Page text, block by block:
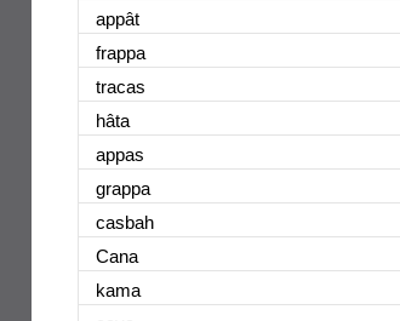
appât
frappa
tracas
hâta
appas
grappa
casbah
Cana
kama